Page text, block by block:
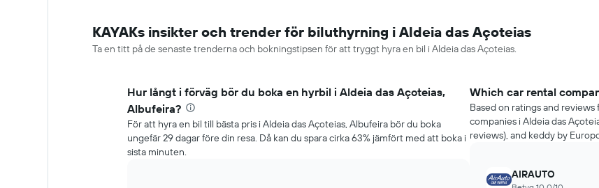
KAYAKs insikter och trender för biluthyrning i Aldeia das Açoteias
Ta en titt på de senaste trenderna och bokningstipsen för att tryggt hyra en bil i Aldeia das Açoteias.
Hur långt i förväg bör du boka en hyrbil i Aldeia das Açoteias,
Albufeira?
För att hyra en bil till bästa pris i Aldeia das Açoteias, Albufeira bör du boka
ungefär 29 dagar före din resa. Då kan du spara cirka 63% jämfört med att boka i
sista minuten.
Which car rental
Based on ratings and reviews
companies i Aldeia das
reviews), and keddy by
AIRAUTO